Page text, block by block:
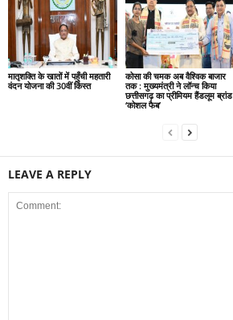
मातृशक्ति के खातों में पहुँची महतारी
वंदन योजना की 30वीं किस्त
कोसा की चमक अब वैश्विक बाजार
तक : मुख्यमंत्री ने लॉन्च किया
छत्तीसगढ़ का प्रीमियम हैंडलूम ब्रांड
‘कोशल फैब’
LEAVE A REPLY